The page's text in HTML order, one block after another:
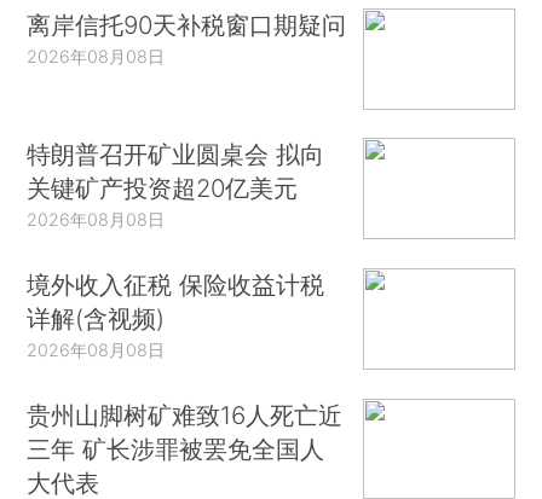
离岸信托90天补税窗口期疑问
2026年08月08日
特朗普召开矿业圆桌会 拟向
关键矿产投资超20亿美元
2026年08月08日
境外收入征税 保险收益计税
详解(含视频)
2026年08月08日
贵州山脚树矿难致16人死亡近
三年 矿长涉罪被罢免全国人
大代表